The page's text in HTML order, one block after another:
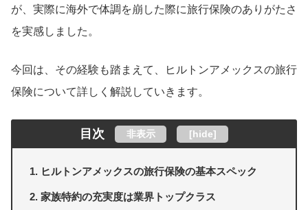
が、実際に海外で体調を崩した際に旅行保険のありがたさ
を実感しました。
今回は、その経験も踏まえて、ヒルトンアメックスの旅行
保険について詳しく解説していきます。
目次 非表示 [hide]
ヒルトンアメックスの旅行保険の基本スペック
家族特約の充実度は業界トップクラス